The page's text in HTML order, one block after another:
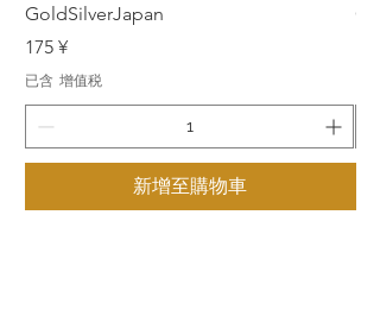
GoldSilverJapan
價格
175 ¥
已含 增值税
新增至購物車